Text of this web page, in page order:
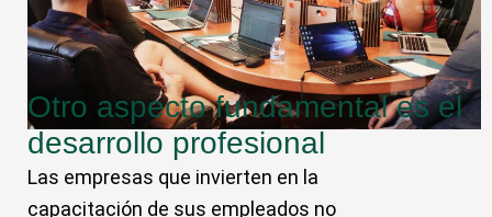
Otro aspecto fundamental es el
desarrollo profesional
Las empresas que invierten en la
capacitación de sus empleados no